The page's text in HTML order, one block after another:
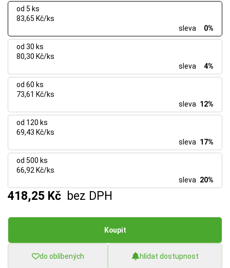
od 5 ks
83,65 Kč/ks
sleva
0%
od 30 ks
80,30 Kč/ks
sleva
4%
od 60 ks
73,61 Kč/ks
sleva 12%
od 120 ks
69,43 Kč/ks
sleva 17%
od 500 ks
66,92 Kč/ks
sleva 20%
418,25 Kč bez DPH
Koupit
do oblíbených hlídat dostupnost